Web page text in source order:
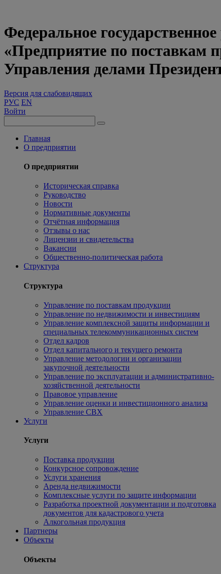
Федеральное
«Предприятие по поставкам
Управления делами
Версия для слабовидящих
РУС EN
Войти
Главная
О предприятии
О предприятии
Историческая справка
Руководство
Новости
Нормативные документы
Отчётная информация
Отзывы о нас
Лицензии и свидетельства
Вакансии
Общественно-политическая работа
Структура
Структура
Управление по поставкам продукции
Управление по недвижимости и инвестициям
Управление комплексной защиты информации и
специальных телекоммуникационных систем
Отдел кадров
Отдел капитального и текущего ремонта
Управление методологии и организации
закупочной деятельности
Управление по эксплуатации и административно-
хозяйственной деятельности
Правовое управление
Управление оценки и инвестиционного анализа
Управление СВХ
Услуги
Услуги
Поставка продукции
Конкурсное сопровождение
Услуги хранения
Аренда недвижимости
Комплексные услуги по защите информации
Разработка проектной документации и подготовка
документов для кадастрового учета
Алкогольная продукция
Партнеры
Объекты
Объекты